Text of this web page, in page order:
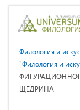
Филология и
"Филология и
ЩЕДРИНА